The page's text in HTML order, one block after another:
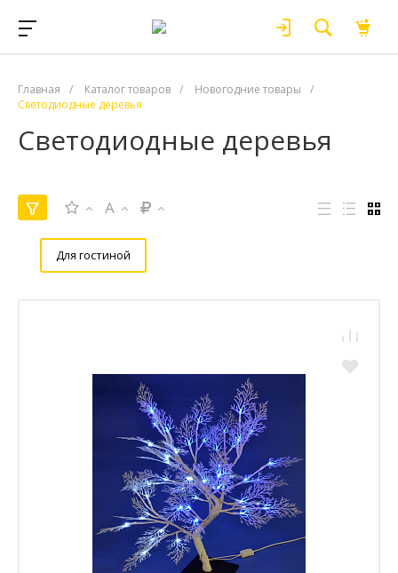
Главная / Каталог товаров / Новогодние товары
/
Светодиодные деревья
Светодиодные деревья
A
Для гостиной